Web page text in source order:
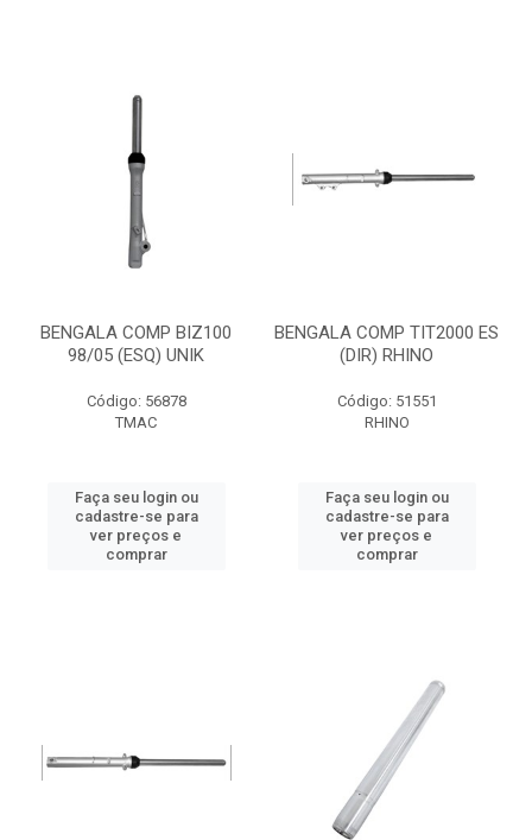
BENGALA COMP BIZ100
98/05 (ESQ) UNIK
Código: 56878
TMAC
Faça seu login ou
cadastre-se para
ver preços e
comprar
BENGALA COMP TIT2000 ES
(DIR) RHINO
Código: 51551
RHINO
Faça seu login ou
cadastre-se para
ver preços e
comprar